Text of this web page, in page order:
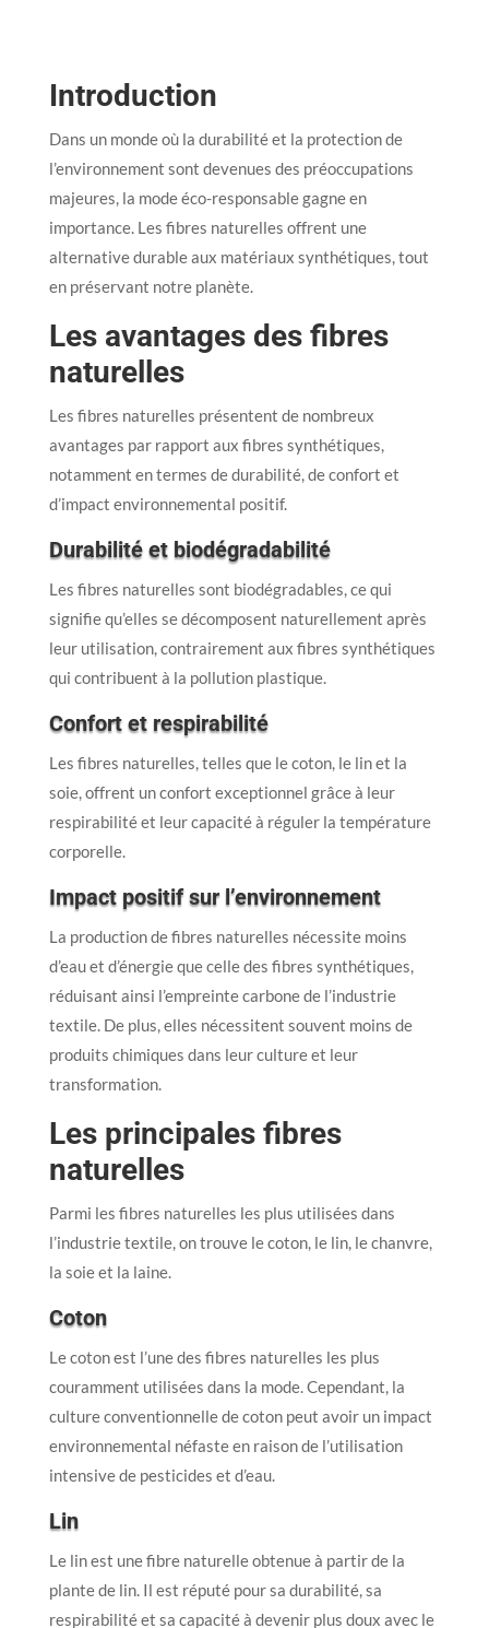
Introduction
Dans un monde où la durabilité et la protection de
l’environnement sont devenues des préoccupations
majeures, la mode éco-responsable gagne en
importance. Les fibres naturelles offrent une
alternative durable aux matériaux synthétiques, tout
en préservant notre planète.
Les avantages des fibres
naturelles
Les fibres naturelles présentent de nombreux
avantages par rapport aux fibres synthétiques,
notamment en termes de durabilité, de confort et
d’impact environnemental positif.
Durabilité et biodégradabilité
Les fibres naturelles sont biodégradables, ce qui
signifie qu’elles se décomposent naturellement après
leur utilisation, contrairement aux fibres synthétiques
qui contribuent à la pollution plastique.
Confort et respirabilité
Les fibres naturelles, telles que le coton, le lin et la
soie, offrent un confort exceptionnel grâce à leur
respirabilité et leur capacité à réguler la température
corporelle.
Impact positif sur l’environnement
La production de fibres naturelles nécessite moins
d’eau et d’énergie que celle des fibres synthétiques,
réduisant ainsi l’empreinte carbone de l’industrie
textile. De plus, elles nécessitent souvent moins de
produits chimiques dans leur culture et leur
transformation.
Les principales fibres
naturelles
Parmi les fibres naturelles les plus utilisées dans
l’industrie textile, on trouve le coton, le lin, le chanvre,
la soie et la laine.
Coton
Le coton est l’une des fibres naturelles les plus
couramment utilisées dans la mode. Cependant, la
culture conventionnelle de coton peut avoir un impact
environnemental néfaste en raison de l’utilisation
intensive de pesticides et d’eau.
Lin
Le lin est une fibre naturelle obtenue à partir de la
plante de lin. Il est réputé pour sa durabilité, sa
respirabilité et sa capacité à devenir plus doux avec le